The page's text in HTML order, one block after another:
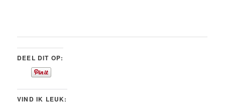
DEEL DIT OP:
VIND IK LEUK: